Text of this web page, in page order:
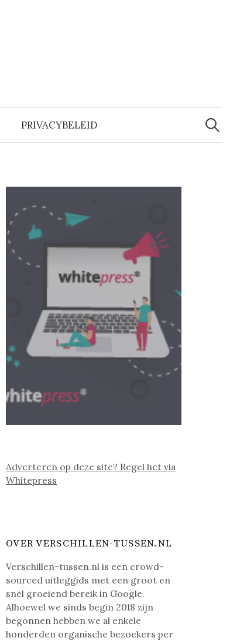
PRIVACYBELEID
Zoeken
naar:
Adverteren op deze site? Regel het via
Whitepress
OVER VERSCHILLEN-TUSSEN.NL
Verschillen-tussen.nl is een crowd-
sourced uitleggids met een groot en
snel groeiend bereik in Google.
Alhoewel we sinds begin 2018 zijn
begonnen hebben we al enkele
honderden organische bezoekers per